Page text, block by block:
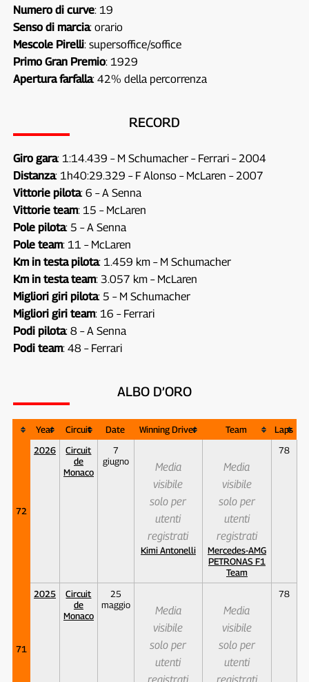
Numero di curve: 19
Senso di marcia: orario
Mescole Pirelli: supersoffice/soffice
Primo Gran Premio: 1929
Apertura farfalla: 42% della percorrenza
RECORD
Giro gara: 1:14.439 – M Schumacher – Ferrari – 2004
Distanza: 1h40:29.329 – F Alonso – McLaren – 2007
Vittorie pilota: 6 – A Senna
Vittorie team: 15 – McLaren
Pole pilota: 5 – A Senna
Pole team: 11 – McLaren
Km in testa pilota: 1.459 km – M Schumacher
Km in testa team: 3.057 km – McLaren
Migliori giri pilota: 5 – M Schumacher
Migliori giri team: 16 – Ferrari
Podi pilota: 8 – A Senna
Podi team: 48 – Ferrari
ALBO D’ORO
Year Circuit Date Winning Driver Team Laps
72
2026
Circuit
de
Monaco
7
giugno
Media
visibile
solo per
utenti
registrati
Kimi Antonelli
Media
visibile
solo per
utenti
registrati
Mercedes-AMG
PETRONAS F1
Team
78
71
2025
Circuit
de
Monaco
25
maggio
Media
visibile
solo per
utenti
Media
visibile
solo per
utenti
78